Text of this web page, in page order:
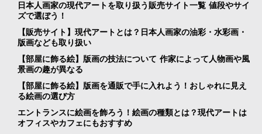
日本人画家の現代アートを取り扱う販売サイト一覧 値段やサイ
ズで選ぼう！
【販売サイト】現代アートとは？日本人画家の油彩・水彩画・
版画なども取り扱い
【部屋に飾る絵】版画の技法について 作家によって人物画や風
景画の趣が異なる
【部屋に飾る絵】版画を通販で手に入れよう！おしゃれに見え
る絵画の選び方
エントランスに絵画を飾ろう！絵画の種類とは？現代アートは
オフィスやカフェにもおすすめ